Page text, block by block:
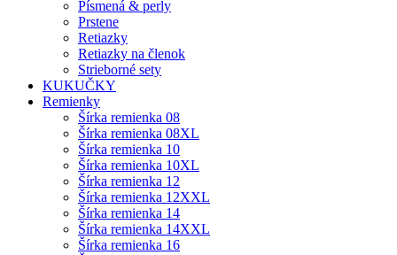
Písmená & perly
Prstene
Retiazky
Retiazky na členok
Strieborné sety
KUKUČKY
Remienky
Šírka remienka 08
Šírka remienka 08XL
Šírka remienka 10
Šírka remienka 10XL
Šírka remienka 12
Šírka remienka 12XXL
Šírka remienka 14
Šírka remienka 14XXL
Šírka remienka 16